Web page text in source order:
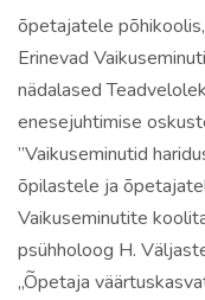
õpetajatele
Erinevad
nädalased
enesejuhtimise
”Vaikuseminutid
õpilastele ja
Vaikuseminutite
psühholoog H.
„Õpetaja